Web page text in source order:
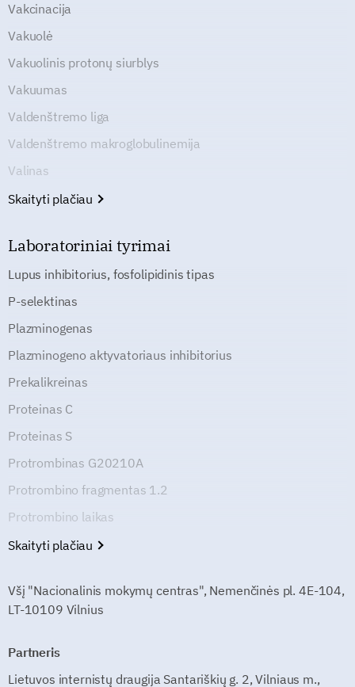
Vakcinacija
Vakuolė
Vakuolinis protonų siurblys
Vakuumas
Valdenštremo liga
Valdenštremo makroglobulinemija
Valinas
Skaityti plačiau
Laboratoriniai tyrimai
Lupus inhibitorius, fosfolipidinis tipas
P-selektinas
Plazminogenas
Plazminogeno aktyvatoriaus inhibitorius
Prekalikreinas
Proteinas C
Proteinas S
Protrombinas G20210A
Protrombino fragmentas 1.2
Protrombino laikas
Skaityti plačiau
Všį "Nacionalinis mokymų centras", Nemenčinės pl. 4E-104,
LT-10109 Vilnius
Partneris
Lietuvos internistų draugija Santariškių g. 2, Vilniaus m.,